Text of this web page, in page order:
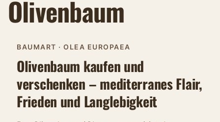
Olivenbaum
BAUMART · OLEA EUROPAEA
Olivenbaum kaufen und
verschenken – mediterranes Flair,
Frieden und Langlebigkeit